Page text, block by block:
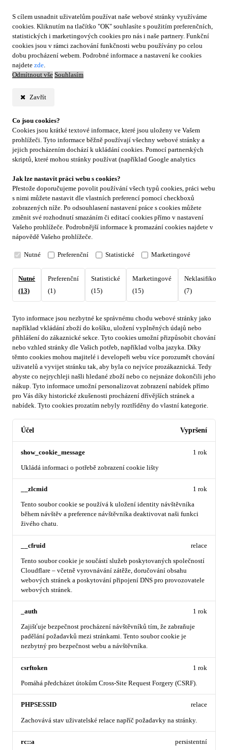
S cílem usnadnit uživatelům používat naše webové stránky využíváme
cookies. Kliknutím na tlačítko "OK" souhlasíte s použitím preferenčních,
statistických i marketingových cookies pro nás i naše partnery. Funkční
cookies jsou v rámci zachování funkčnosti webu používány po celou
dobu procházení webem. Podrobné informace a nastavení ke cookies
najdete zde.
Odmítnout vše Souhlasím
Zavřít
Co jsou cookies?
Cookies jsou krátké textové informace, které jsou uloženy ve Vašem
prohlížeči. Tyto informace běžně používají všechny webové stránky a
jejich procházením dochází k ukládání cookies. Pomocí partnerských
skriptů, které mohou stránky používat (například Google analytics
Jak lze nastavit práci webu s cookies?
Přestože doporučujeme povolit používání všech typů cookies, práci webu
s nimi můžete nastavit dle vlastních preferencí pomocí checkboxů
zobrazených níže. Po odsouhlasení nastavení práce s cookies můžete
změnit své rozhodnutí smazáním či editací cookies přímo v nastavení
Vašeho prohlížeče. Podrobnější informace k promazání cookies najdete v
nápovědě Vašeho prohlížeče.
Nutné Preferenční Statistické Marketingové
Nutné
(13)
Preferenční
(1)
Statistické
(15)
Marketingové
(15)
(7)
Tyto informace jsou nezbytné ke správnému chodu webové stránky jako
například vkládání zboží do košíku, uložení vyplněných údajů nebo
přihlášení do zákaznické sekce. Tyto cookies umožní přizpůsobit chování
nebo vzhled stránky dle Vašich potřeb, například volba jazyka. Díky
těmto cookies mohou majitelé i developeři webu více porozumět chování
uživatelů a vyvijet stránku tak, aby byla co nejvíce prozákaznická. Tedy
abyste co nejrychleji našli hledané zboží nebo co nejsnáze dokončili jeho
nákup. Tyto informace umožní personalizovat zobrazení nabídek přímo
pro Vás díky historické zkušenosti procházení dřívějších stránek a
nabídek. Tyto cookies prozatím nebyly roztříděny do vlastní kategorie.
Účel Vypršení
show_cookie_message
Ukládá informaci o potřebě zobrazení cookie lišty
1 rok
__zlcmid
Tento soubor cookie se používá k uložení identity návštěvníka
během návštěv a preference návštěvníka deaktivovat naši funkci
živého chatu.
1 rok
__cfruid
Tento soubor cookie je součástí služeb poskytovaných společností
Cloudflare – včetně vyrovnávání zátěže, doručování obsahu
webových stránek a poskytování připojení DNS pro provozovatele
webových stránek.
relace
_auth
Zajišťuje bezpečnost procházení návštěvníků tím, že zabraňuje
padělání požadavků mezi stránkami. Tento soubor cookie je
nezbytný pro bezpečnost webu a návštěvníka.
1 rok
csrftoken
Pomáhá předcházet útokům Cross-Site Request Forgery (CSRF).
1 rok
PHPSESSID
Zachovává stav uživatelské relace napříč požadavky na stránky.
relace
rc::a persistentní